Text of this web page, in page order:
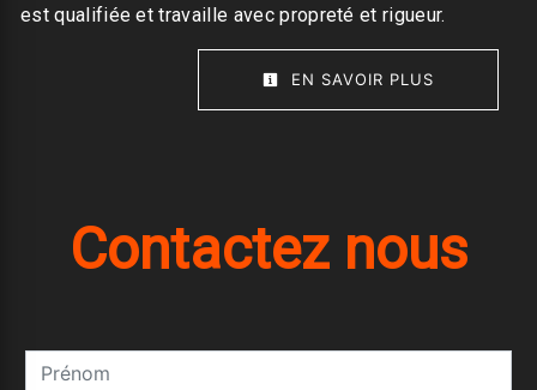
est qualifiée et travaille avec propreté et rigueur.
EN SAVOIR PLUS
Contactez nous